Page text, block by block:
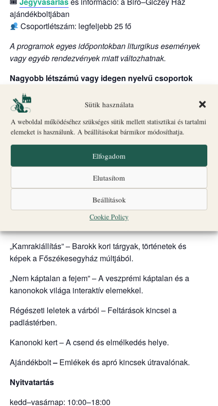
Sütik használata
A weboldal működéséhez szükséges sütik mellett statisztikai és tartalmi
elemeket is használunk. A beállításokat bármikor módosíthatja.
Elfogadom
Elutasítom
Beállítások
Cookie Policy
ajándékboltjában
Csoportlétszám: legfeljebb 25 fő
A programok egyes időpontokban liturgikus események
vagy egyéb rendezvények miatt változhatnak.
Nagyobb létszámú vagy idegen nyelvű csoportok
jelentkezni az alábbi elérhetőségek egyikén lehet.
☎+36 20 560 2010
✉turizmus@veszpremiersekseg.hu
Kiállítások a Biró–Giczey Házban
Bogáncs és liliom – Magdolnák virágai – Mária Magdolna
„Kamrakiállítás” – Barokk kori tárgyak, történetek és
képek a Főszékesegyház múltjából.
„Nem káptalan a fejem” – A veszprémi káptalan és a
kanonokok világa interaktív elemekkel.
Régészeti leletek a várból – Feltárások kincsei a
padlástérben.
Kanonoki kert – A csend és elmélkedés helye.
Ajándékbolt– Emlékek és apró kincsek útravalónak.
Nyitvatartás
kedd–vasárnap: 10:00–18:00